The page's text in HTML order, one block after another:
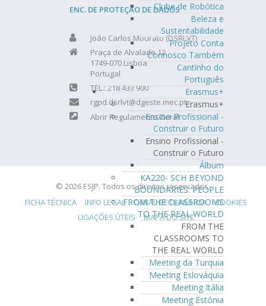
Clube de Robótica
Beleza e
Sustentabilidade
Projeto Conta
Connosco Também
Cantinho do
Português
Erasmus+
Erasmus+
Ensino Profissional -
Construir o Futuro
Ensino Profissional -
Construir o Futuro
Álbum
KA220- SCH BEYOND
BOUNDARIES: PEOPLE
FROM THE CLASSROOMS
TO THE REAL WORLD
FROM THE
CLASSROOMS TO
THE REAL WORLD
Meeting da Turquia
Meeting Eslováquia
Meeting Itália
Meeting Estónia
ENC. DE PROTEÇÃO DE DADOS
João Carlos Mourato (DSRLVT)
Praça de Alvalade 12
1749-070 Lisboa
Portugal
TEL.: 218 433 900
rgpd.dsrlvt@dgeste.mec.pt
Abrir Regulamento Geral
© 2026 ESJP. Todos os direitos reservados.
FICHA TÉCNICA
INFO LEGAL CANAL DE DENÚNCIA
COOKIES
LIGAÇÕES ÚTEIS
MAPA DO SITE